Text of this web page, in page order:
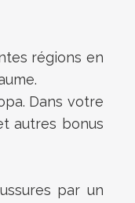
régions en
Dans votre
autres bonus
par un